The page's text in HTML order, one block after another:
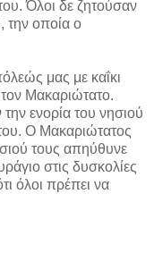
Όλοι δε ζητούσαν
την οποία ο
μας με καΐκι
Μακαριώτατο.
ενορία του νησιού
Ο Μακαριώτατος
τους απηύθυνε
στις δυσκολίες
όλοι πρέπει να